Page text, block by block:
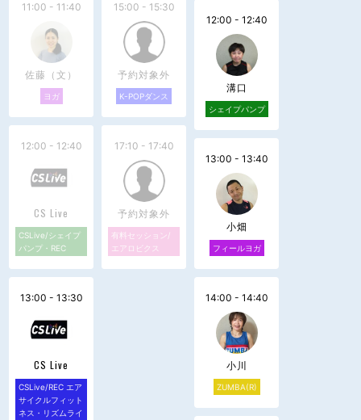
11:00 - 11:40
佐藤（文）
ヨガ
12:00 - 12:40
CS Live
CSLive/シェイプ
パンプ・REC
13:00 - 13:30
CS Live
CSLive/REC エア
サイクルフィット
ネス・リズムライ
15:00 - 15:30
予約対象外
K-POPダンス
17:10 - 17:40
予約対象外
有料セッション/
エアロビクス
12:00 - 12:40
溝口
シェイプパンプ
13:00 - 13:40
小畑
フィールヨガ
14:00 - 14:40
小川
ZUMBA(R)